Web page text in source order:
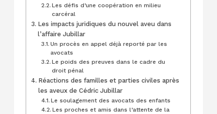
Les défis d’une coopération en milieu
carcéral
Les impacts juridiques du nouvel aveu dans
l’affaire Jubillar
Un procès en appel déjà reporté par les
avocats
Le poids des preuves dans le cadre du
droit pénal
Réactions des familles et parties civiles après
les aveux de Cédric Jubillar
Le soulagement des avocats des enfants
Les proches et amis dans l’attente de la